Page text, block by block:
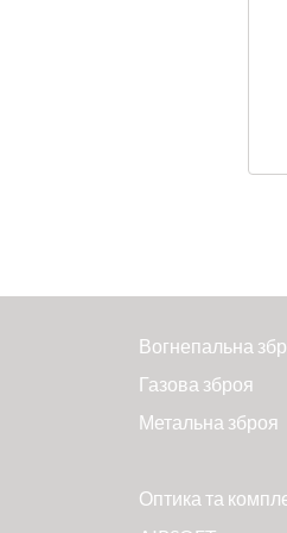
Вогнепальна
Газова зброя
Метальна зброя
Оптика та